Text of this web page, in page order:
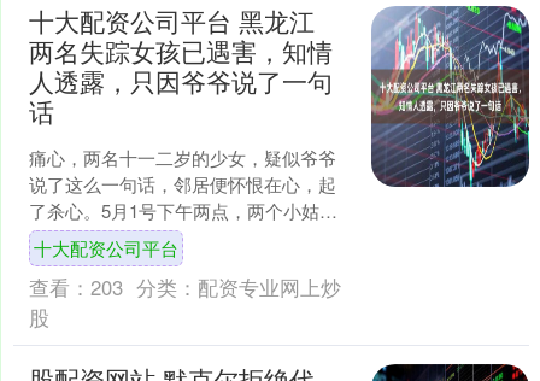
十大配资公司平台 黑龙江
两名失踪女孩已遇害，知情
人透露，只因爷爷说了一句
话
痛心，两名十一二岁的少女，疑似爷爷
说了这么一句话，邻居便怀恨在心，起
了杀心。5月1号下午两点，两个小姑娘
从黑龙江望奎县坤头后村出门去买零
食，她们经过晨光超市，在....
十大配资公司平台
查看： 203 分类： 配资专业网上炒
股